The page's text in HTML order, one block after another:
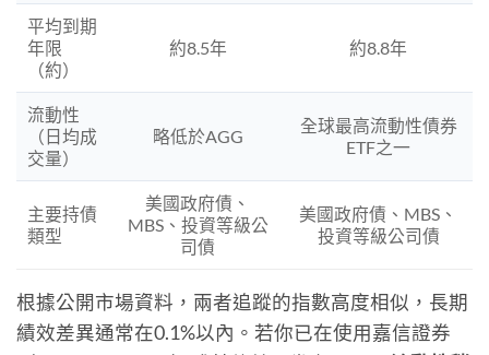
平均到期
年限
（約）
約8.5年 約8.8年
流動性
（日均成
交量）
略低於AGG
全球最高流動性債券
ETF之一
主要持債
類型
美國政府債、
MBS、投資等級公
司債
美國政府債、MBS、
投資等級公司債
根據公開市場資料，兩者追蹤的指數高度相似，長期
績效差異通常在0.1%以內。若你已在使用嘉信證券